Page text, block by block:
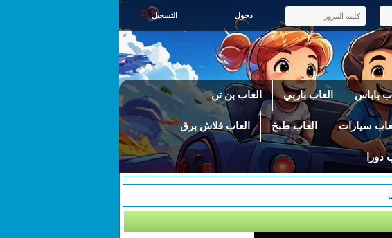
التسجيل
باباس العاب باربي العاب بن تن
سيارات العاب طبخ العاب فلاش برق
دورا